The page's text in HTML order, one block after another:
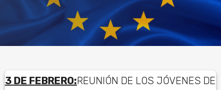
3 DE FEBRERO:REUNIÓN DE LOS JÓVENES DE